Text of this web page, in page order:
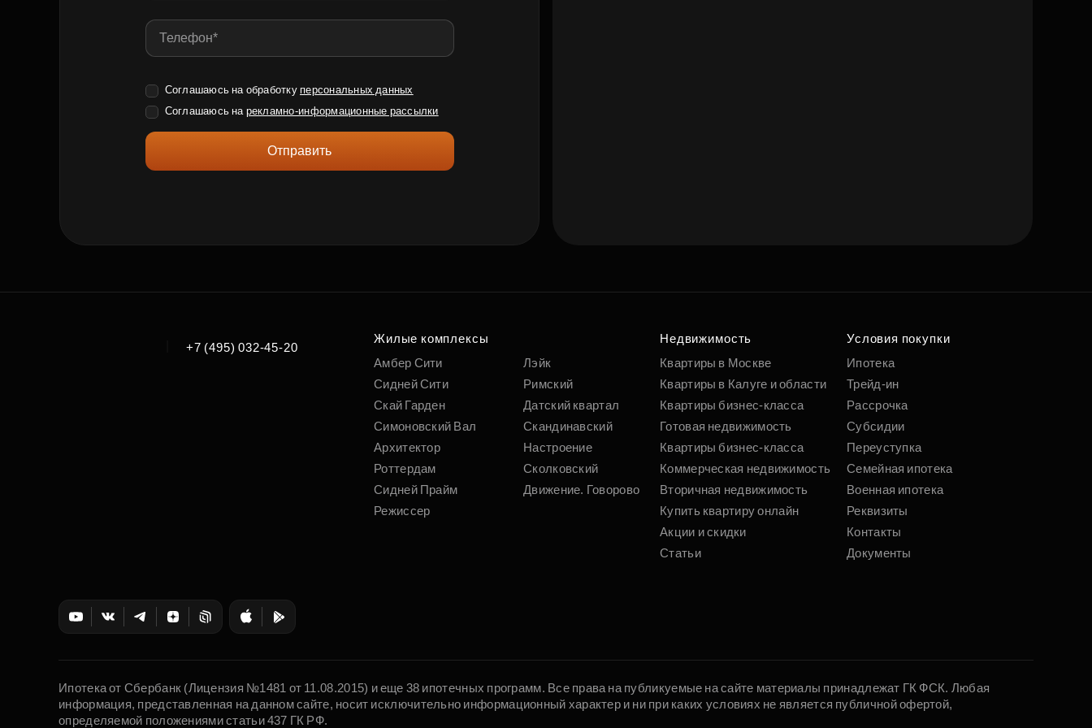
Соглашаюсь на обработку персональных данных
Соглашаюсь на рекламно-информационные рассылки
Отправить
+7 (495) 032-45-20
Жилые комплексы
Амбер Сити
Сидней Сити
Скай Гарден
Симоновский Вал
Архитектор
Роттердам
Сидней Прайм
Режиссер
Лэйк
Римский
Датский квартал
Скандинавский
Настроение
Сколковский
Движение. Говорово
Недвижимость
Квартиры в Москве
Квартиры в Калуге и области
Квартиры бизнес-класса
Готовая недвижимость
Квартиры бизнес-класса
Коммерческая недвижимость
Вторичная недвижимость
Купить квартиру онлайн
Акции и скидки
Статьи
Условия покупки
Ипотека
Трейд-ин
Рассрочка
Субсидии
Переуступка
Семейная ипотека
Военная ипотека
Реквизиты
Контакты
Документы
Ипотека от Сбербанк (Лицензия №1481 от 11.08.2015) и еще 38 ипотечных программ. Все права на публикуемые на сайте материалы принадлежат ГК ФСК. Любая
информация, представленная на данном сайте, носит исключительно информационный характер и ни при каких условиях не является публичной офертой,
определяемой положениями статьи 437 ГК РФ.